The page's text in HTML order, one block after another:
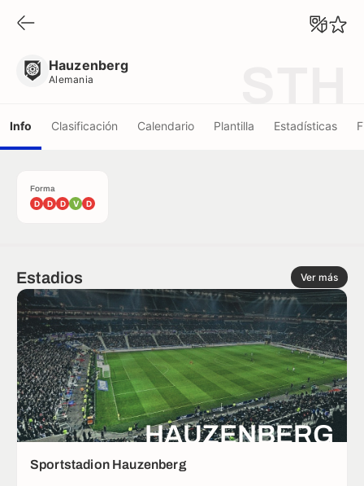
Hauzenberg
Alemania
Info Clasificación Calendario Plantilla Estadísticas
Forma
D D D V D
Estadios Ver más
HAUZENBERG
Sportstadion Hauzenberg